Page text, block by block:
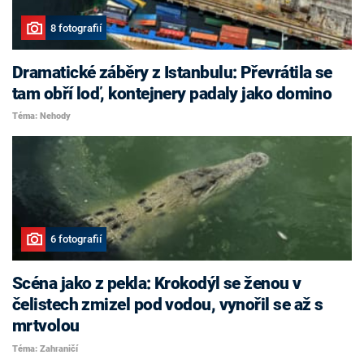
8 fotografií
Dramatické záběry z Istanbulu: Převrátila se
tam obří loď, kontejnery padaly jako domino
Téma: Nehody
6 fotografií
Scéna jako z pekla: Krokodýl se ženou v
čelistech zmizel pod vodou, vynořil se až s
mrtvolou
Téma: Zahraničí